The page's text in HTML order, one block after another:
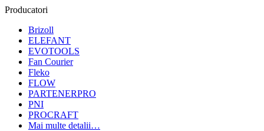
Producatori
Brizoll
ELEFANT
EVOTOOLS
Fan Courier
Fleko
FLOW
PARTENERPRO
PNI
PROCRAFT
Mai multe detalii…